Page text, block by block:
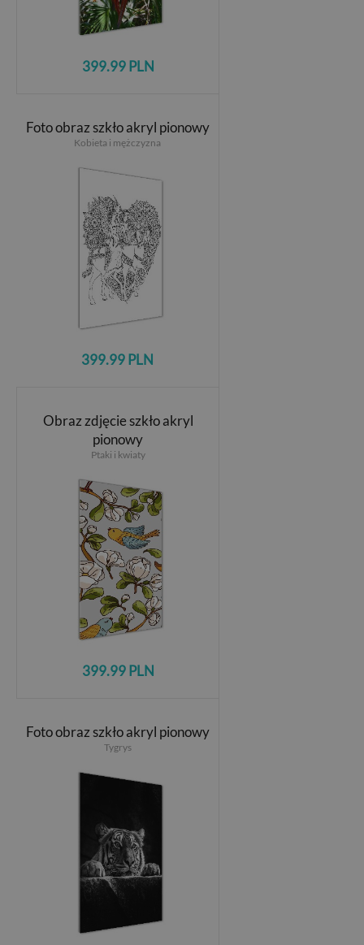
399.99 PLN
Foto obraz szkło akryl pionowy
Kobieta i mężczyzna
399.99 PLN
Obraz zdjęcie szkło akryl
pionowy
Ptaki i kwiaty
399.99 PLN
Foto obraz szkło akryl pionowy
Tygrys